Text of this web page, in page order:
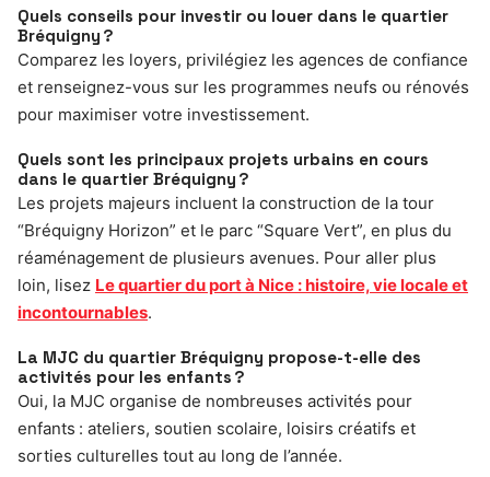
Quels conseils pour investir ou louer dans le quartier
Bréquigny ?
Comparez les loyers, privilégiez les agences de confiance
et renseignez-vous sur les programmes neufs ou rénovés
pour maximiser votre investissement.
Quels sont les principaux projets urbains en cours
dans le quartier Bréquigny ?
Les projets majeurs incluent la construction de la tour
“Bréquigny Horizon” et le parc “Square Vert”, en plus du
réaménagement de plusieurs avenues. Pour aller plus
loin, lisez Le quartier du port à Nice : histoire, vie locale et
incontournables.
La MJC du quartier Bréquigny propose-t-elle des
activités pour les enfants ?
Oui, la MJC organise de nombreuses activités pour
enfants : ateliers, soutien scolaire, loisirs créatifs et
sorties culturelles tout au long de l’année.